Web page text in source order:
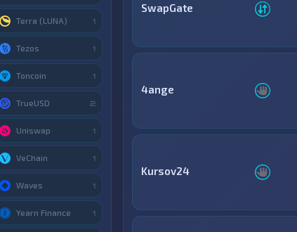
SwapGate
4ange
Kursov24
Terra (LUNA) 1
Tezos 1
Toncoin 1
TrueUSD 2
Uniswap 1
VeChain 1
Waves 1
Yearn Finance 1